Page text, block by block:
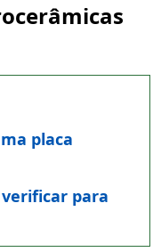
placa
verificar para